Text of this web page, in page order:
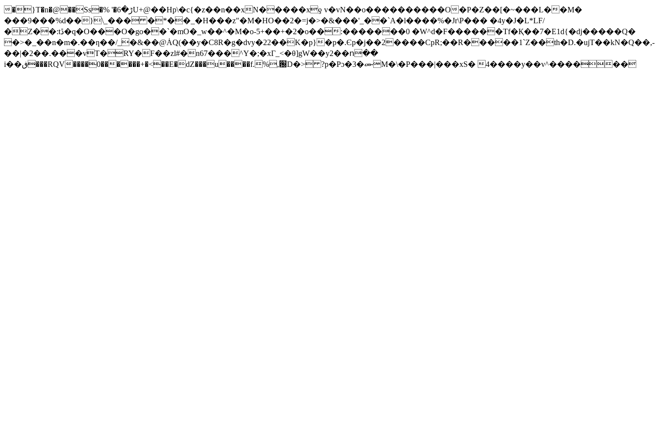
�}T�n�@��Ss�% '�ڑ�6U+@��Hp\�c{�z��n��xN�����xƍ v�vN��o����������O�P�Z��[�~���L��M�
���9���%d��}\_��� �*��_�H���z"�M�HO��2�=j�>�&���'_��`A�l����%�Jr\P��� �4y�J�L*LF/
�Z��:tڐ�q�O���O�go��`�mO�_w��^�M�o-5+��+�2�o��:�������0 �W^d�F������Tf�Қ��7�E1d{�dj�����Q�
�>�_��n�m�.��ƞ��/_�&��@ȦQ(��y�C8R�g�dvy�22��K�p}�p�.Єp�j��2����CpR;��R�����1`Z��th�D.�ujT��kN�Q��,-
��|�2��.���vT�RY�F��zl#�n67���^Y�;�xГ_<�θ]gW��y2��ո��
i��ڧ���RQV����0������+�<��E�dZ���u����f.%,԰D�> ?p�Pɔ�3�ሙM�\�P���|���xS� 4����y��v^������